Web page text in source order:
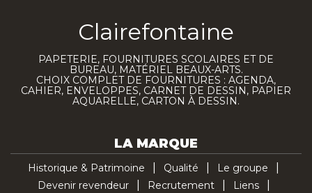
Clairefontaine
PAPETERIE, FOURNITURES SCOLAIRES ET DE
BUREAU, MATÉRIEL BEAUX-ARTS.
CHOIX COMPLET DE FOURNITURES : AGENDA,
CAHIER, ENVELOPPES, CARNET DE DESSIN, PAPIER
AQUARELLE, CARTON À DESSIN.
LA MARQUE
Historique & Patrimoine Qualité
Le groupe
Devenir revendeur
Recrutement
Liens